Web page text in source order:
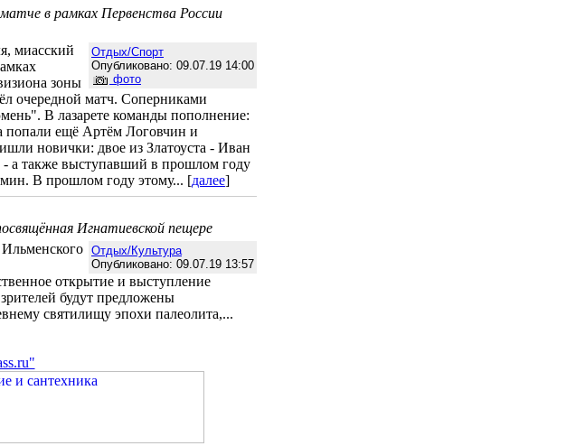
в рамках Первенства России
Отдых/Спорт
Опубликовано: 09.07.19 14:00
фото
миасский
зоны
очередной матч. Соперниками
В лазарете команды пополнение:
попали ещё Артём Логовчин и
новички: двое из Златоуста - Иван
а также выступавший в прошлом году
В прошлом году этому... [далее]
Игнатиевской пещере
Отдых/Культура
Опубликовано: 09.07.19 13:57
открытие и выступление
будут предложены
святилищу эпохи палеолита,...